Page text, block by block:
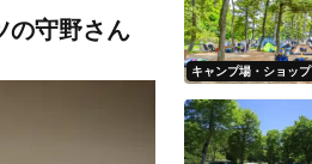
の守野さん
キャンプ場・ショップ